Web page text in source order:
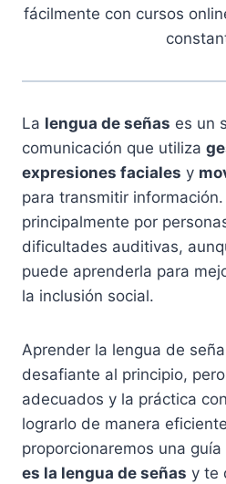
fácilmente con cursos
La lengua de señas es un
comunicación que utiliza
expresiones faciales y
para transmitir
principalmente por
dificultades auditivas,
puede aprenderla para
la inclusión social.
Aprender la lengua de
desafiante al principio,
adecuados y la práctica
lograrlo de manera
proporcionaremos una
es la lengua de señas y te